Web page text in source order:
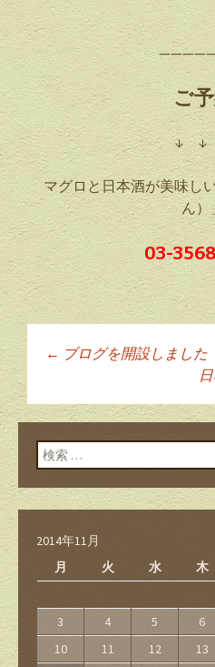
ご
↓ ↓
マグロと日本酒が美味し
ん）
03-
投稿ナ
ン
← ブログを開設しました
検索:
2014年11月
月
火 水 木
3
4 5 6
10
11 12 13